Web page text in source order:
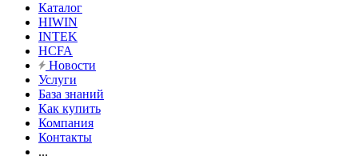
Каталог
HIWIN
INTEK
HCFA
Новости
Услуги
База знаний
Как купить
Компания
Контакты
...